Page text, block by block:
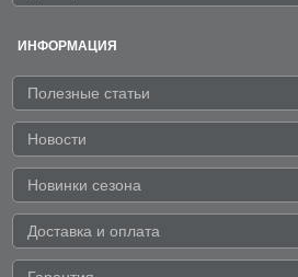
ИНФОРМАЦИЯ
Полезные статьи
Новости
Новинки сезона
Доставка и оплата